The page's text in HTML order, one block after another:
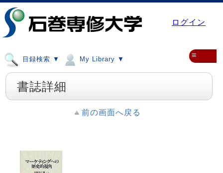
ログイン
目録検索 ▼ My Library ▼ ≡
書誌詳細
前の画面へ戻る